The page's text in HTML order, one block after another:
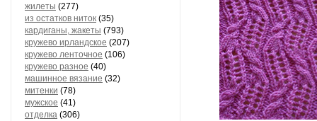
жилеты (277)
из остатков ниток (35)
кардиганы, жакеты (793)
кружево ирландское (207)
кружево ленточное (106)
кружево разное (40)
машинное вязание (32)
митенки (78)
мужское (41)
отделка (306)